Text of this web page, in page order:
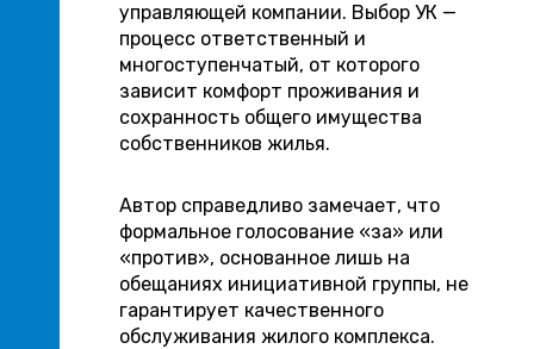
управляющей компании. Выбор УК —
процесс ответственный и
многоступенчатый, от которого
зависит комфорт проживания и
сохранность общего имущества
собственников жилья.
Автор справедливо замечает, что
формальное голосование «за» или
«против», основанное лишь на
обещаниях инициативной группы, не
гарантирует качественного
обслуживания жилого комплекса.